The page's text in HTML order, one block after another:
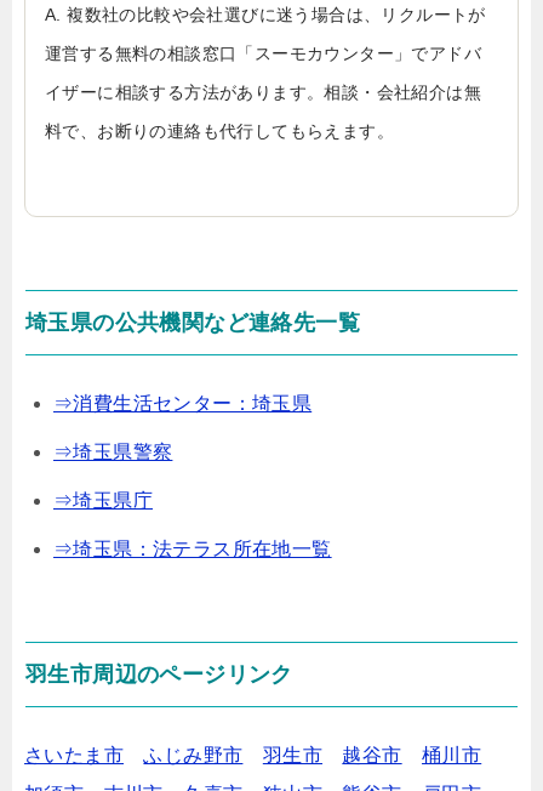
A. 複数社の比較や会社選びに迷う場合は、リクルートが
運営する無料の相談窓口「スーモカウンター」でアドバ
イザーに相談する方法があります。相談・会社紹介は無
料で、お断りの連絡も代行してもらえます。
埼玉県の公共機関など連絡先一覧
⇒消費生活センター：埼玉県
⇒埼玉県警察
⇒埼玉県庁
⇒埼玉県：法テラス所在地一覧
羽生市周辺のページリンク
さいたま市 ふじみ野市 羽生市 越谷市
桶川市